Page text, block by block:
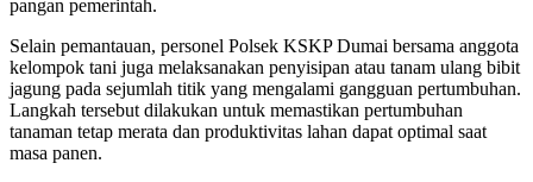
pangan pemerintah.
Selain pemantauan, personel Polsek KSKP Dumai bersama anggota
kelompok tani juga melaksanakan penyisipan atau tanam ulang bibit
jagung pada sejumlah titik yang mengalami gangguan pertumbuhan.
Langkah tersebut dilakukan untuk memastikan pertumbuhan
tanaman tetap merata dan produktivitas lahan dapat optimal saat
masa panen.